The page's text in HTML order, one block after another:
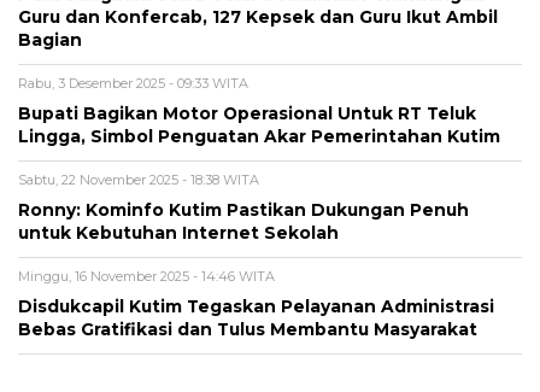
Guru dan Konfercab, 127 Kepsek dan Guru Ikut Ambil
Bagian
Rabu, 3 Desember 2025 - 09:33 WITA
Bupati Bagikan Motor Operasional Untuk RT Teluk
Lingga, Simbol Penguatan Akar Pemerintahan Kutim
Sabtu, 22 November 2025 - 18:38 WITA
Ronny: Kominfo Kutim Pastikan Dukungan Penuh
untuk Kebutuhan Internet Sekolah
Minggu, 16 November 2025 - 14:46 WITA
Disdukcapil Kutim Tegaskan Pelayanan Administrasi
Bebas Gratifikasi dan Tulus Membantu Masyarakat